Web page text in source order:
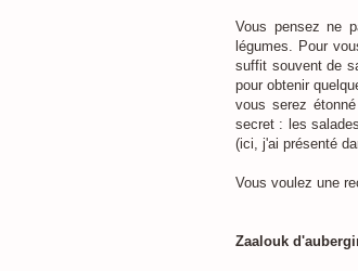
Vous pensez ne
légumes. Pour
suffit souvent de
pour obtenir
vous serez
secret : les
(ici, j'ai présenté
Vous voulez une
Zaalouk